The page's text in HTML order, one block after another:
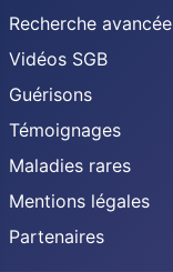
Recherche avancée
Vidéos SGB
Guérisons
Témoignages
Maladies rares
Mentions légales
Partenaires